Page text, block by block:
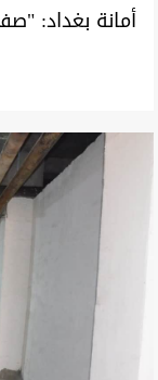
أمانة بغداد: